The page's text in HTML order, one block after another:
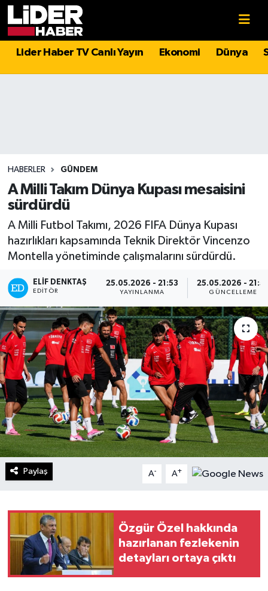
Lider Haber TV Canlı Yayın Ekonomi Dünya
HABERLER GÜNDEM
A Milli Takım Dünya Kupası mesaisini
sürdürdü
A Milli Futbol Takımı, 2026 FIFA Dünya Kupası
hazırlıkları kapsamında Teknik Direktör Vincenzo
Montella yönetiminde çalışmalarını sürdürdü.
ELIF DENKTAŞ
EDITÖR
25.05.2026 - 21:53
YAYINLANMA
25.05.2026 -
GÜNCELLEME
Paylaş A- A+
Özgür Özel hakkında
hazırlanan fezlekenin
detayları ortaya çıktı
Politika
Magazin
Spor
Sağlık
Teknoloji
Turizm
Kültür - Sanat
Lider Haber TV Canlı Yayın izle
Hava Durumu
Süper Lig Puan Durumu ve Fikstür
Tüm Manşetler
Son Dakika Haberleri
Haber Arşivi